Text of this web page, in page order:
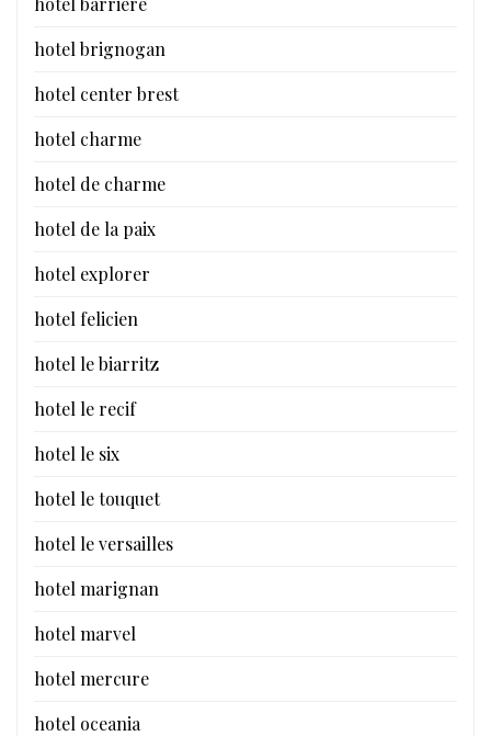
hotel brignogan
hotel center brest
hotel charme
hotel de charme
hotel de la paix
hotel explorer
hotel felicien
hotel le biarritz
hotel le recif
hotel le six
hotel le touquet
hotel le versailles
hotel marignan
hotel marvel
hotel mercure
hotel oceania